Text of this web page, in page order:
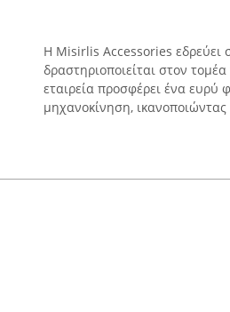
Η Misirlis Accessories εδρεύει
δραστηριοποιείται στον
εταιρεία προσφέρει ένα
μηχανοκίνηση, ικανοποιώντας